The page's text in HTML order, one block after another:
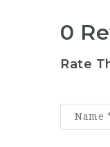
0
Rate